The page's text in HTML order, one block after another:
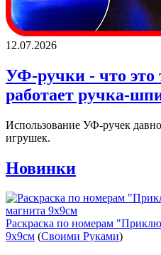
12.07.2026
УФ-ручки - что это
работает ручка-
Использование УФ-ручек
игрушек.
Новинки
Раскраска по номерам
9х9см (Своими Руками)